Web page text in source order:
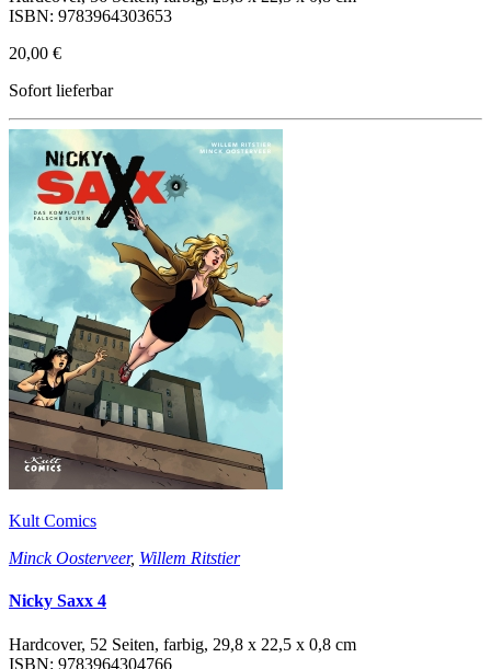
ISBN: 9783964303653
20,00 €
Sofort lieferbar
Kult Comics
Minck Oosterveer, Willem Ritstier
Nicky Saxx 4
Hardcover, 52 Seiten, farbig, 29,8 x 22,5 x 0,8 cm
ISBN: 9783964304766